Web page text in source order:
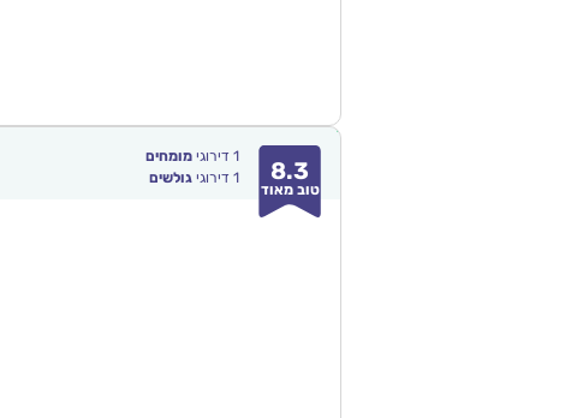
8.3
טוב מאוד
1 דירוגימומחים
1 דירוגיגולשים